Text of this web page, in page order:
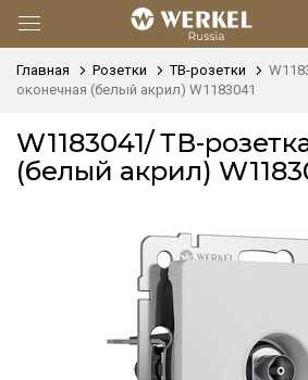
Главная Розетки ТВ-розетки
оконечная (белый акрил) W1183041
W1183041/ ТВ-
(белый акрил)